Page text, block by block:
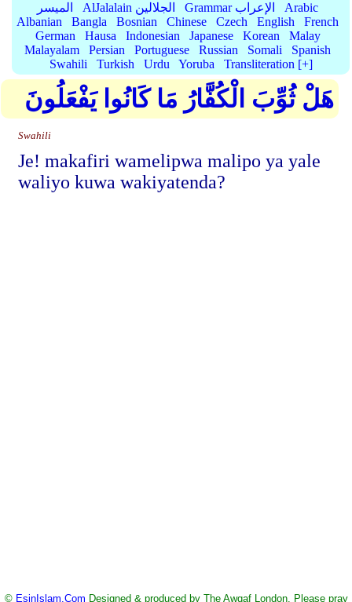
الميسر
AlJalalain الجلالين Grammar الإعراب
Arabic
Albanian
Bangla Bosnian Chinese Czech English
French
German
Hausa Indonesian Japanese Korean
Malay
Malayalam
Persian Portuguese Russian Somali
Spanish
Swahili
Turkish Urdu Yoruba Transliteration [+]
هَلْ ثُوِّبَ الْكُفَّارُ مَا كَانُوا يَفْعَلُونَ
Swahili
Je! makafiri wamelipwa malipo ya yale
waliyo kuwa wakiyatenda?
© EsinIslam.Com Designed & produced by The Awqaf London. Please pray